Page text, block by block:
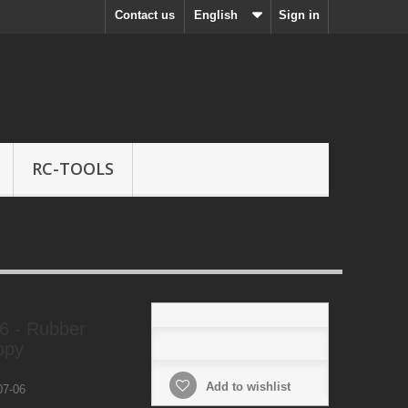
Sign in
English
Contact us
RC-TOOLS
06
Add to wishlist